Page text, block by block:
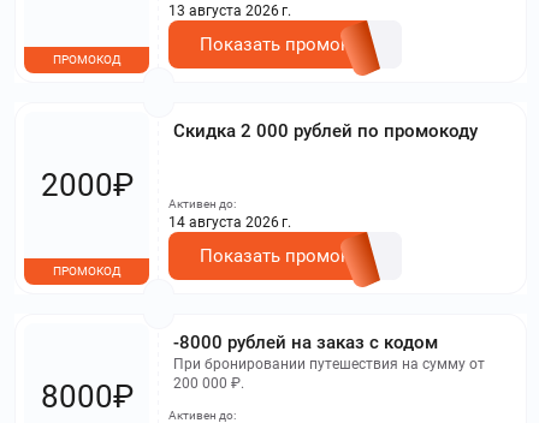
ПРОМОКОД
13 августа 2026 г.
Показать промокод
Скидка 2 000 рублей по промокоду
2000₽
ПРОМОКОД
Активен до:
14 августа 2026 г.
Показать промокод
-8000 рублей на заказ с кодом
При бронировании путешествия на сумму от
200 000 ₽.
8000₽
Активен до: